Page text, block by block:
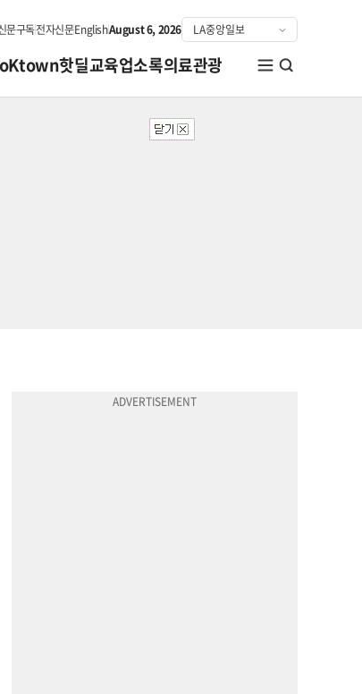
문구독전자신문EnglishAugust 6, 2026
핫딜교육업소록의료관광